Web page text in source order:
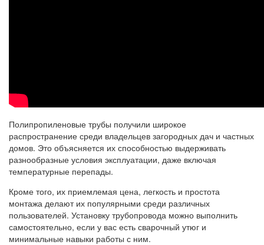
Полипропиленовые трубы получили широкое
распространение среди владельцев загородных дач и частных
домов. Это объясняется их способностью выдерживать
разнообразные условия эксплуатации, даже включая
температурные перепады.
Кроме того, их приемлемая цена, легкость и простота
монтажа делают их популярными среди различных
пользователей. Установку трубопровода можно выполнить
самостоятельно, если у вас есть сварочный утюг и
минимальные навыки работы с ним.